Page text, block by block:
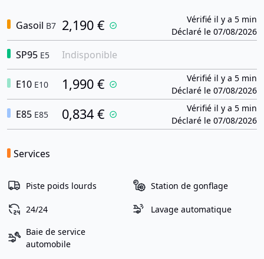
Gasoil B7 2,190 €
Vérifié il y a 5 min
Déclaré le 07/08/2026
SP95 E5 Indisponible
E10 E10 1,990 €
Vérifié il y a 5 min
Déclaré le 07/08/2026
E85 E85 0,834 €
Vérifié il y a 5 min
Déclaré le 07/08/2026
Services
Piste poids lourds Station de gonflage
24/24 Lavage automatique
Baie de service
automobile